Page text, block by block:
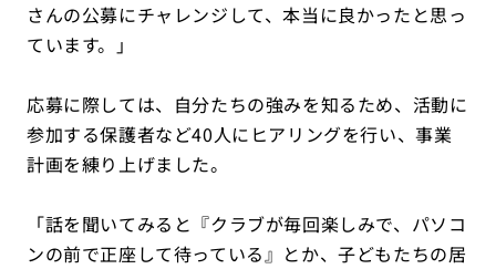
さんの公募にチャレンジして、本当に良かったと思っ
ています。」
応募に際しては、自分たちの強みを知るため、活動に
参加する保護者など40人にヒアリングを行い、事業
計画を練り上げました。
「話を聞いてみると『クラブが毎回楽しみで、パソコ
ンの前で正座して待っている』とか、子どもたちの居